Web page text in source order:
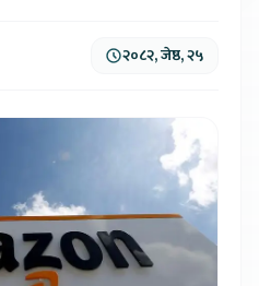
२०८२, जेष्ठ, २५